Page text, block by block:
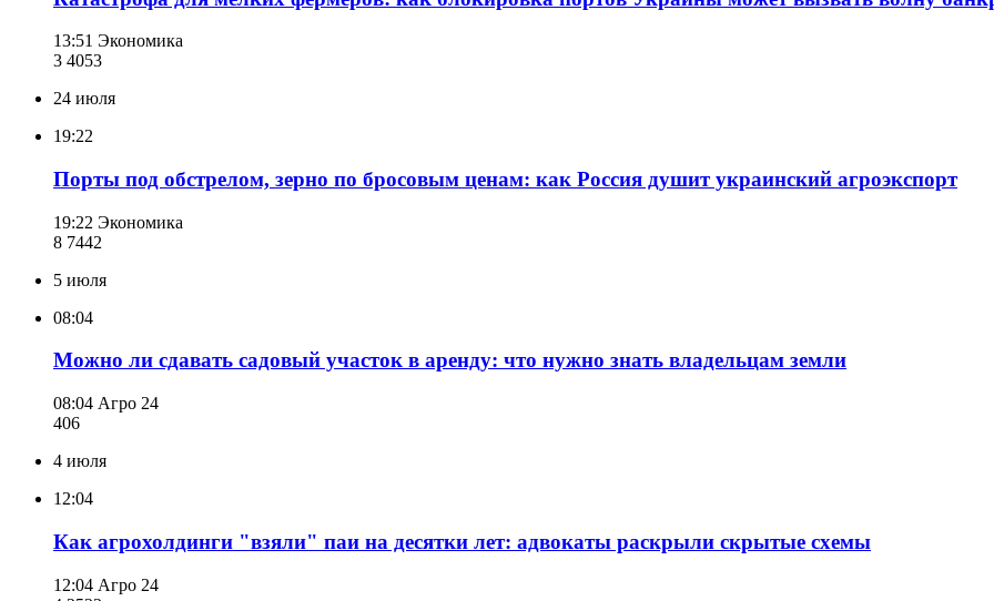
13:51 Экономика
3 4053
24 июля
19:22
Порты под обстрелом, зерно по бросовым ценам: как Россия душит украинский агроэкспорт
19:22 Экономика
8 7442
5 июля
08:04
Можно ли сдавать садовый участок в аренду: что нужно знать владельцам земли
08:04 Агро 24
406
4 июля
12:04
Как агрохолдинги "взяли" паи на десятки лет: адвокаты раскрыли скрытые схемы
12:04 Агро 24